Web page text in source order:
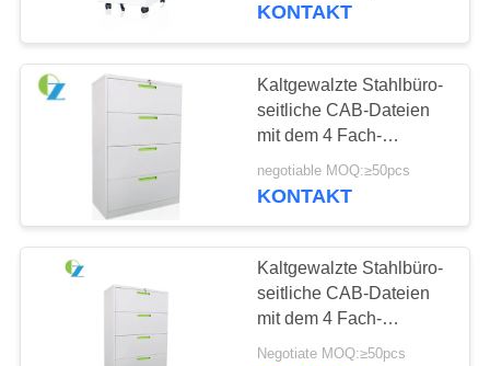
KONTAKT
Kaltgewalzte Stahlbüro-
seitliche CAB-Dateien
mit dem 4 Fach-
modernen Entwurf
negotiable MOQ:≥50pcs
KONTAKT
Kaltgewalzte Stahlbüro-
seitliche CAB-Dateien
mit dem 4 Fach-
modernen Entwurf
Negotiate MOQ:≥50pcs